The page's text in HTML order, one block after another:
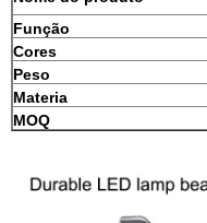
Função
Cores
Peso
Materia
MOQ